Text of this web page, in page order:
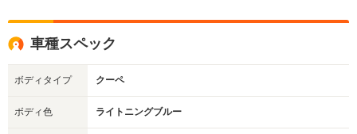
車種スペック
ボディタイプ クーペ
ボディ色 ライトニングブルー